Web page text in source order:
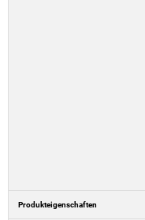
Produkteigenschaften